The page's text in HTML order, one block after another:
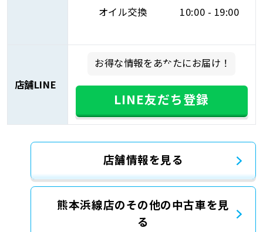
オイル交換 10:00 - 19:00
店舗LINE
お得な情報をあなたにお届け！
LINE友だち登録
店舗情報を見る
熊本浜線店のその他の中古車を見
る